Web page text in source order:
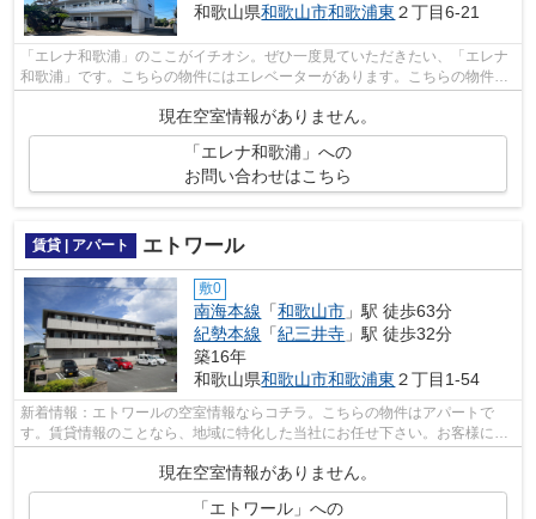
和歌山県和歌山市和歌浦東 ２丁目6-21
「エレナ和歌浦」のここがイチオシ。ぜひ一度見ていただきたい、「エレナ
和歌浦」です。こちらの物件にはエレベーターがあります。こちらの物件は
現在空室情報がありません。
「エレナ和歌浦」への
お問い合わせはこちら
賃貸 | アパート エトワール
敷0
南海本線 「和歌山市 」駅 徒歩63分
紀勢本線 「紀三井寺 」駅 徒歩32分
築16年
和歌山県和歌山市和歌浦東 ２丁目1-54
新着情報：エトワールの空室情報ならコチラ。こちらの物件はアパートで
す。賃貸情報のことなら、地域に特化した当社にお任せ下さい。お客様にご
満足していただけるよう、全力でサポー...
現在空室情報がありません。
「エトワール」への